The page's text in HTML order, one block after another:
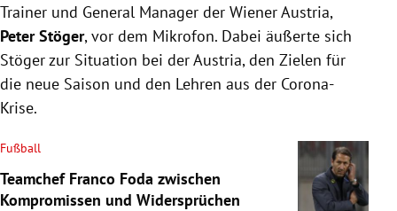
Trainer und General Manager der Wiener Austria,
Peter Stöger, vor dem Mikrofon. Dabei äußerte sich
Stöger zur Situation bei der Austria, den Zielen für
die neue Saison und den Lehren aus der Corona-
Krise.
Fußball
Teamchef Franco Foda zwischen
Kompromissen und Widersprüchen